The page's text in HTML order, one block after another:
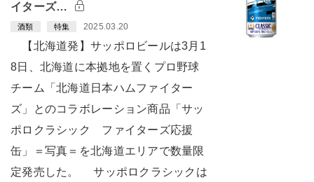
イターズ…
酒類 特集 2025.03.20
【北海道発】サッポロビールは3月1
8日、北海道に本拠地を置くプロ野球
チーム「北海道日本ハムファイター
ズ」とのコラボレーション商品「サッ
ポロクラシック ファイターズ応援
缶」＝写真＝を北海道エリアで数量限
定発売した。 サッポロクラシックは